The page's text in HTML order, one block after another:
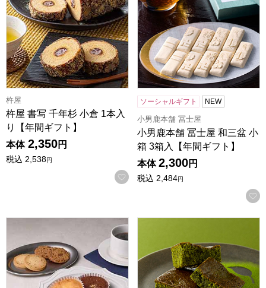
杵屋
杵屋 書写 千年杉 小倉 1本入
り【年間ギフト】
本体 2,350円
税込 2,538円
お気に入りに登録する
ソーシャルギフト NEW
小男鹿本舗 冨士屋
小男鹿本舗 冨士屋 和三盆 小
箱 3箱入【年間ギフト】
本体 2,300円
税込 2,484円
ホテルオークラスイーツギフトセット 8個[HOS-02A]【年間